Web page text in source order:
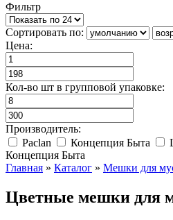
Фильтр
Сортировать по:
Цена:
Кол-во шт в групповой упаковке:
Производитель:
Paclan
Концепция Быта
Концепция Быта
Главная » Каталог » Мешки для
Цветные мешки для